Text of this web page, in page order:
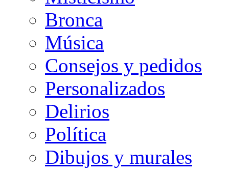
Bronca
Música
Consejos y pedidos
Personalizados
Delirios
Política
Dibujos y murales